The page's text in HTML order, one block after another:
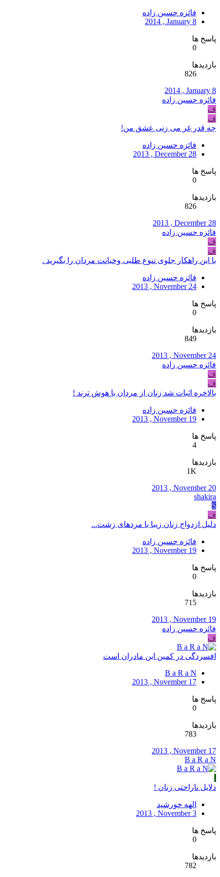
فائزه حسین زاده
2014 , January 8
پاسخ ها
0
بازدیدها
826
2014 , January 8
فائزه حسین زاده
ف
ف
چه قدر غر می زنی عشق من!
فائزه حسین زاده
2013 , December 28
پاسخ ها
0
بازدیدها
826
2013 , December 28
فائزه حسین زاده
ف
ف
با این راهکار جلوی تنوع طلبی وخیانت مردان را بگیرید .
فائزه حسین زاده
2013 , November 24
پاسخ ها
0
بازدیدها
849
2013 , November 24
فائزه حسین زاده
ف
ف
بالاخره اثبات شد زنان از مردان با هوش ترند !
فائزه حسین زاده
2013 , November 19
پاسخ ها
4
بازدیدها
1K
2013 , November 20
shakira
S
ف
دلیل ازدواج زنان زیبا با مردهای زشت...
فائزه حسین زاده
2013 , November 19
پاسخ ها
0
بازدیدها
715
2013 , November 19
فائزه حسین زاده
ف
افسردگی در کمین این مادران است
B a R a N
2013 , November 17
پاسخ ها
0
بازدیدها
783
2013 , November 17
B a R a N
دلایل ناراحتی زنان !
الهه خورشید
2013 , November 3
پاسخ ها
0
بازدیدها
782